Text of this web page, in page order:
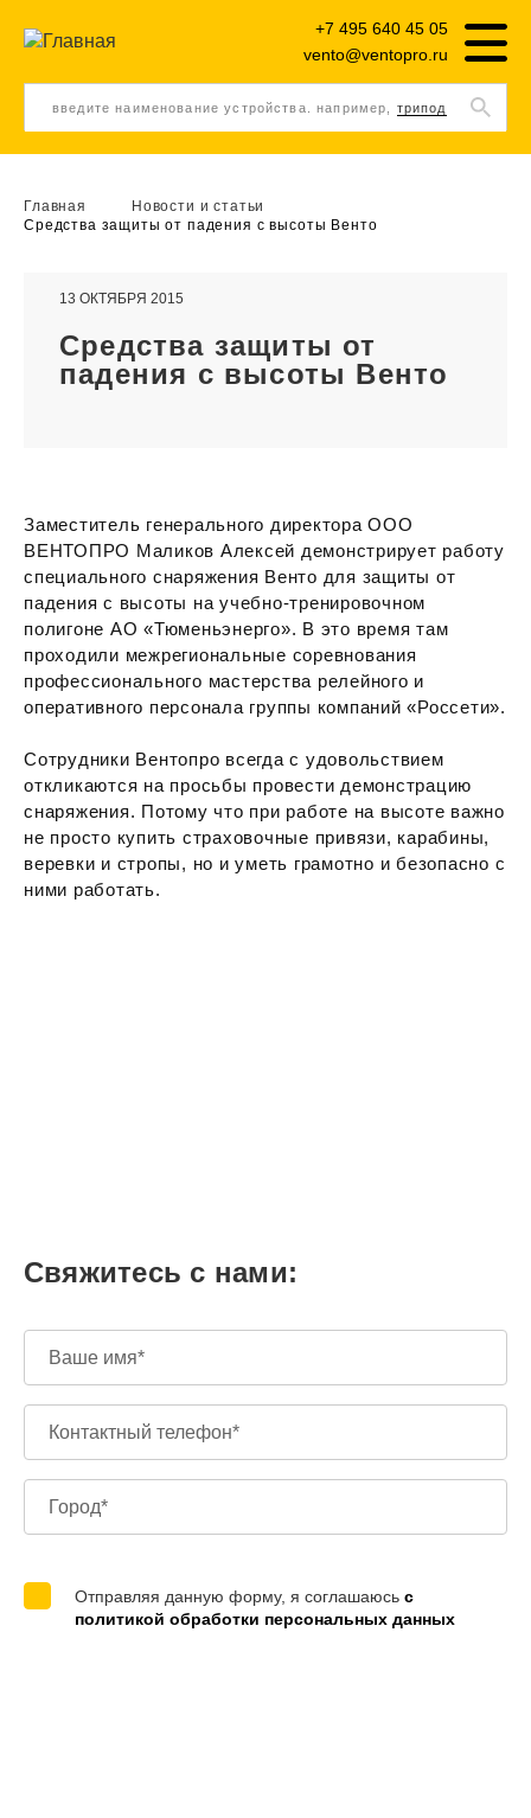
введите наименование устройства. например, трипод
vento@ventopro.ru
+7 495 640 45 05
Главная
Новости и статьи
Средства защиты от падения с высоты Венто
13 ОКТЯБРЯ 2015
Средства защиты от
падения с высоты Венто
Заместитель генерального директора ООО
ВЕНТОПРО Маликов Алексей демонстрирует работу
специального снаряжения Венто для защиты от
падения с высоты на учебно-тренировочном
полигоне АО «Тюменьэнерго». В это время там
проходили межрегиональные соревнования
профессионального мастерства релейного и
оперативного персонала группы компаний «Россети».
Сотрудники Вентопро всегда с удовольствием
откликаются на просьбы провести демонстрацию
снаряжения. Потому что при работе на высоте важно
не просто купить страховочные привязи, карабины,
веревки и стропы, но и уметь грамотно и безопасно с
ними работать.
Свяжитесь с нами:
Отправляя данную форму, я соглашаюсь с
политикой обработки персональных данных